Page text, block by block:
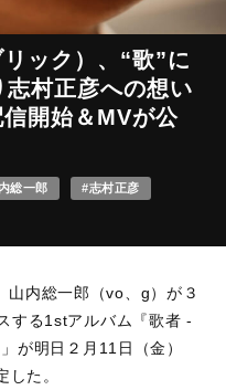
ック）、“歌”に
村正彦への想い
開始＆MVが公
総一郎 #志村正彦
山内総一郎（vo、g）が３
する1stアルバム『歌者 -
が明日２月11日（金）
た。